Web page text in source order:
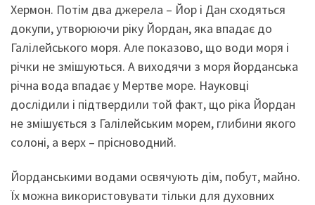
Хермон. Потім два джерела – Йор і Дан сходяться
докупи, утворюючи ріку Йордан, яка впадає до
Галілейського моря. Але показово, що води моря і
річки не змішуються. А виходячи з моря йорданська
річна вода впадає у Мертве море. Науковці
дослідили і підтвердили той факт, що ріка Йордан
не змішується з Галілейським морем, глибини якого
солоні, а верх – прісноводний.
Йорданськими водами освячують дім, побут, майно.
Їх можна використовувати тільки для духовних